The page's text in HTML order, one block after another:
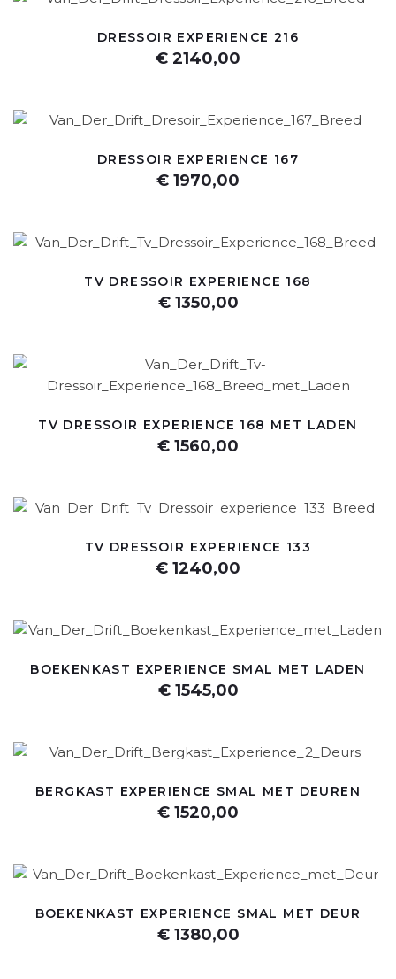
DRESSOIR EXPERIENCE 216
€ 2140,00
DRESSOIR EXPERIENCE 167
€ 1970,00
TV DRESSOIR EXPERIENCE 168
€ 1350,00
TV DRESSOIR EXPERIENCE 168 MET LADEN
€ 1560,00
TV DRESSOIR EXPERIENCE 133
€ 1240,00
BOEKENKAST EXPERIENCE SMAL MET LADEN
€ 1545,00
BERGKAST EXPERIENCE SMAL MET DEUREN
€ 1520,00
BOEKENKAST EXPERIENCE SMAL MET DEUR
€ 1380,00